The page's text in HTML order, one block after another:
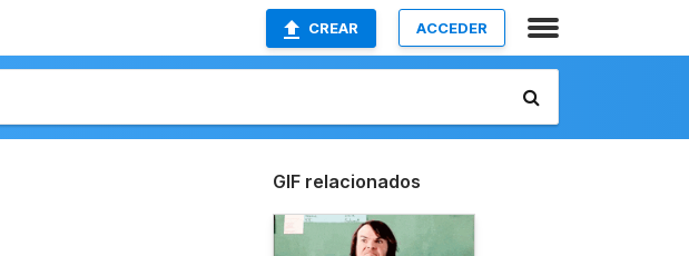
CREAR ACCEDER
GIF relacionados